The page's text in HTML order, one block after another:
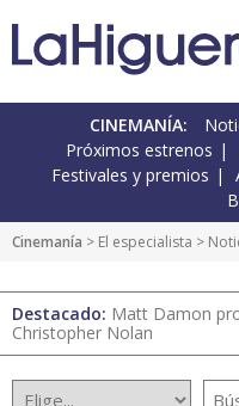
CINEMANÍA:
Próximos estrenos
Festivales y premios
Cinemanía > El especialista >
Destacado: Matt Damon
Christopher Nolan